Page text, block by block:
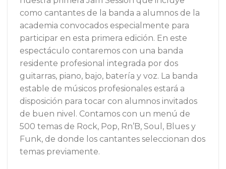
como cantantes de la banda a alumnos de la
academia convocados especialmente para
participar en esta primera edición. En este
espectáculo contaremos con una banda
residente profesional integrada por dos
guitarras, piano, bajo, batería y voz. La banda
estable de músicos profesionales estará a
disposición para tocar con alumnos invitados
de buen nivel. Contamos con un menú de
500 temas de Rock, Pop, Rn’B, Soul, Blues y
Funk, de donde los cantantes seleccionan dos
temas previamente.